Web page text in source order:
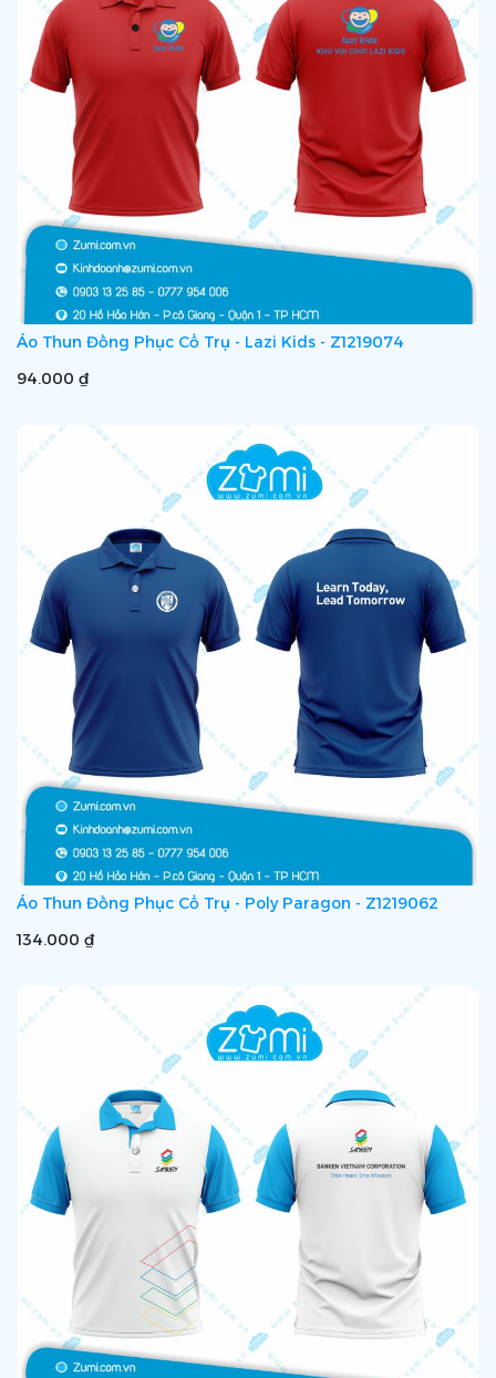
Áo Thun Đồng Phục Cổ Trụ - Lazi Kids - Z1219074
94.000 ₫
Áo Thun Đồng Phục Cổ Trụ - Poly Paragon - Z1219062
134.000 ₫